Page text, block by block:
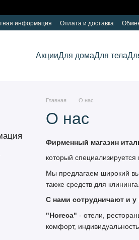
информация Оплата и доставка
АкцииДля домаДля тела
Главная О нас
О нас
Фирменный магазин
который
Мы предлагаем широкий
также средств для клининга.
С нами сотрудничают и у
"Horeca" - отели,
комфорт,